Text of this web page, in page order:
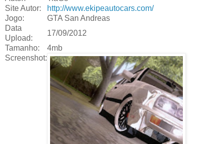
Site Autor:
http://www.ekipeautocars.com/
Jogo:
GTA San Andreas
Data
Upload:
17/09/2012
Tamanho:
4mb
Screenshot: